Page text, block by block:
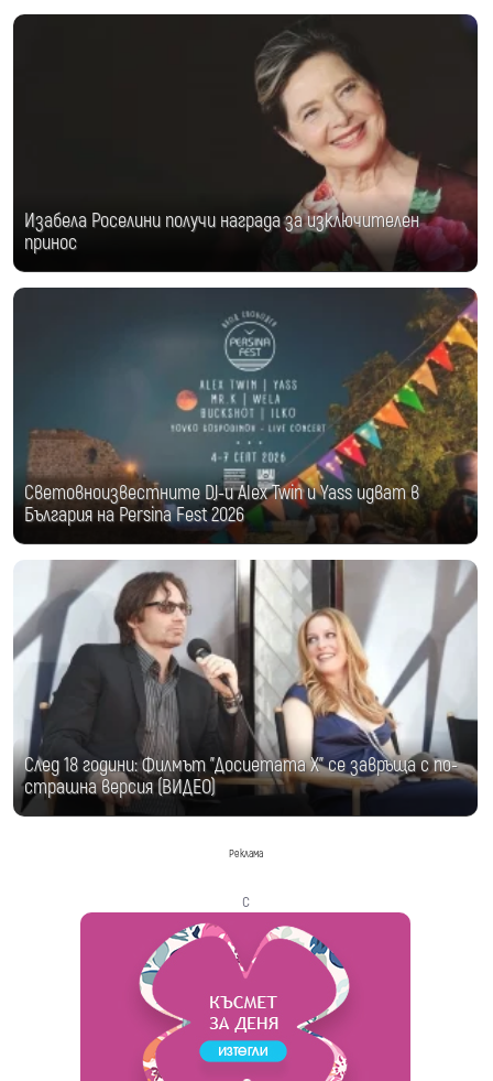
Изабела Роселини получи награда за изключителен
принос
Световноизвестните DJ-и Alex Twin и Yass идват в
България на Persina Fest 2026
След 18 години: Филмът "Досиетата Х" се завръща с по-
страшна версия (ВИДЕО)
Реклама
с